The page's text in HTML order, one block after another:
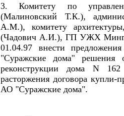
3. Комитету по
(Малиновский Т.К.),
А.М.), комитету архитектуры,
(Чадович А.И.), ГП УЖХ
01.04.97 внести
"Суражские дома"
реконструкции дома N
расторжения договора
АО "Суражские дома".